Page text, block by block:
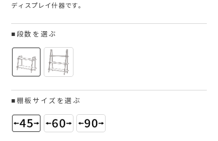
ディスプレイ什器です。
■段数を選ぶ
■棚板サイズを選ぶ